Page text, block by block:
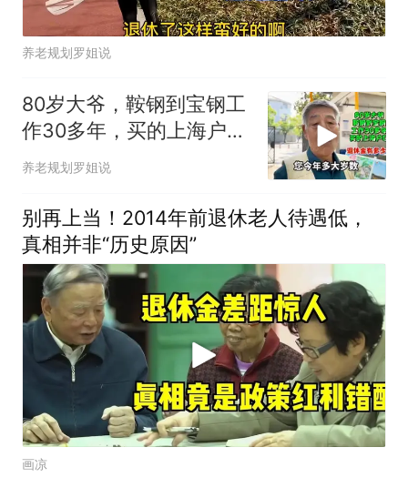
养老规划罗姐说
80岁大爷，鞍钢到宝钢工
作30多年，买的上海户
口，退休金有多少？
养老规划罗姐说
别再上当！2014年前退休老人待遇低，
真相并非“历史原因”
画凉